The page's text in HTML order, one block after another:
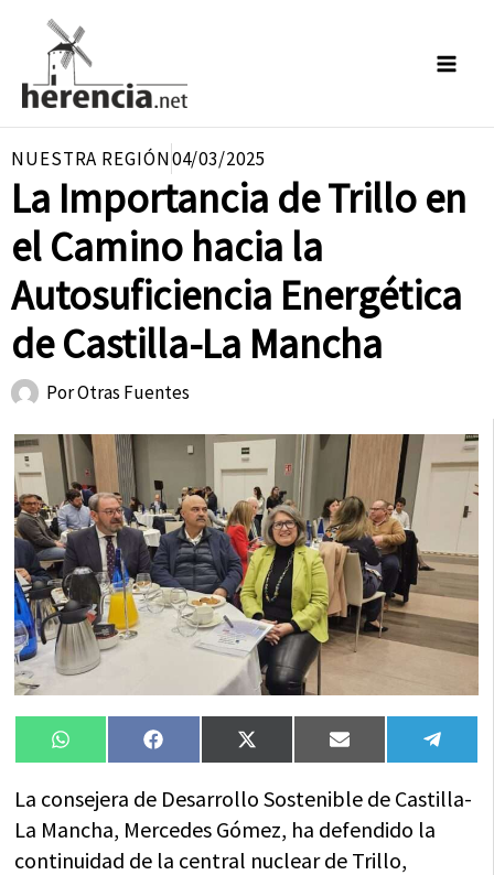
contenido
NUESTRA REGIÓN04/03/2025
La Importancia de Trillo en
el Camino hacia la
Autosuficiencia Energética
de Castilla-La Mancha
PorOtras Fuentes
Compartir
en
WhatsAppCompartir
en
FacebookCompartir
en
X
(Twitter)
Compartir
en
Email
en
La consejera de Desarrollo Sostenible de Castilla-
La Mancha, Mercedes Gómez, ha defendido la
continuidad de la central nuclear de Trillo,